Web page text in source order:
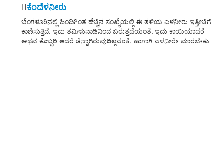
ಕೆಂದೆಳನೀರು
ಬೆಂಗಳೂರಿನಲ್ಲಿ ಹಿಂದಿಗಿಂತ ಹೆಚ್ಚಿನ ಸಂಖ್ಯೆಯಲ್ಲಿ ಈ ತಳಿಯ ಎಳನೀರು ಇತ್ತೀಚಿಗೆ
ಕಾಣಿಸುತ್ತಿದೆ. ಇದು ತಮಿಳುನಾಡಿನಿಂದ ಬರುತ್ತದೆಯಂತೆ. ಇದು ಕಾಯಿಯಾದರೆ
ಅಥವ ಕೊಬ್ಬರಿ ಆದರೆ ಚೆನ್ನಾಗಿರುವುದಿಲ್ಲವಂತೆ. ಹಾಗಾಗಿ ಎಳನೀರೇ ಮಾರಬೇಕು